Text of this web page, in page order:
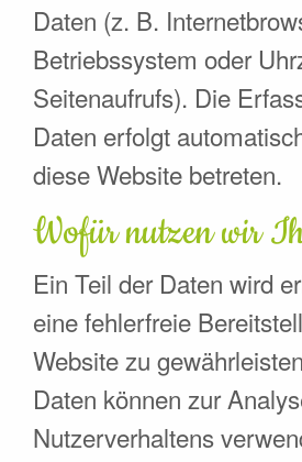
Daten (z. B.
Betriebssystem oder
Seitenaufrufs). Die
Daten erfolgt
diese Website betreten.
Wofür nutzen wir
Ein Teil der Daten wird
eine fehlerfreie
Website zu
Daten können zur
Nutzerverhaltens